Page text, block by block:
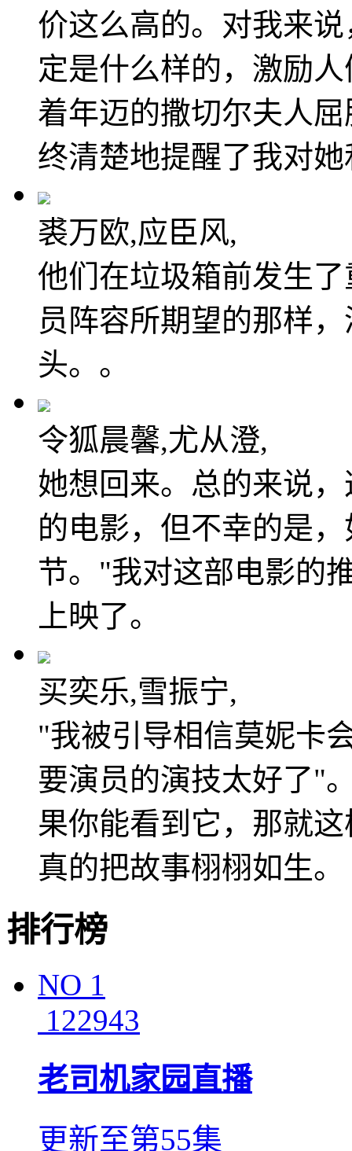
价这么高的。对我来
定是什么样的，激励
着年迈的撒切尔夫人
终清楚地提醒了我对
裘万欧,应臣风,
他们在垃圾箱前发生
员阵容所期望的那样
头。。
令狐晨馨,尤从澄,
她想回来。总的来说
的电影，但不幸的是
节。"我对这部电影的
上映了。
买奕乐,雪振宁,
"我被引导相信莫妮卡
要演员的演技太好了"
果你能看到它，那就
真的把故事栩栩如生。
排行榜
NO 1
122943
老司机家园直播
更新至第55集